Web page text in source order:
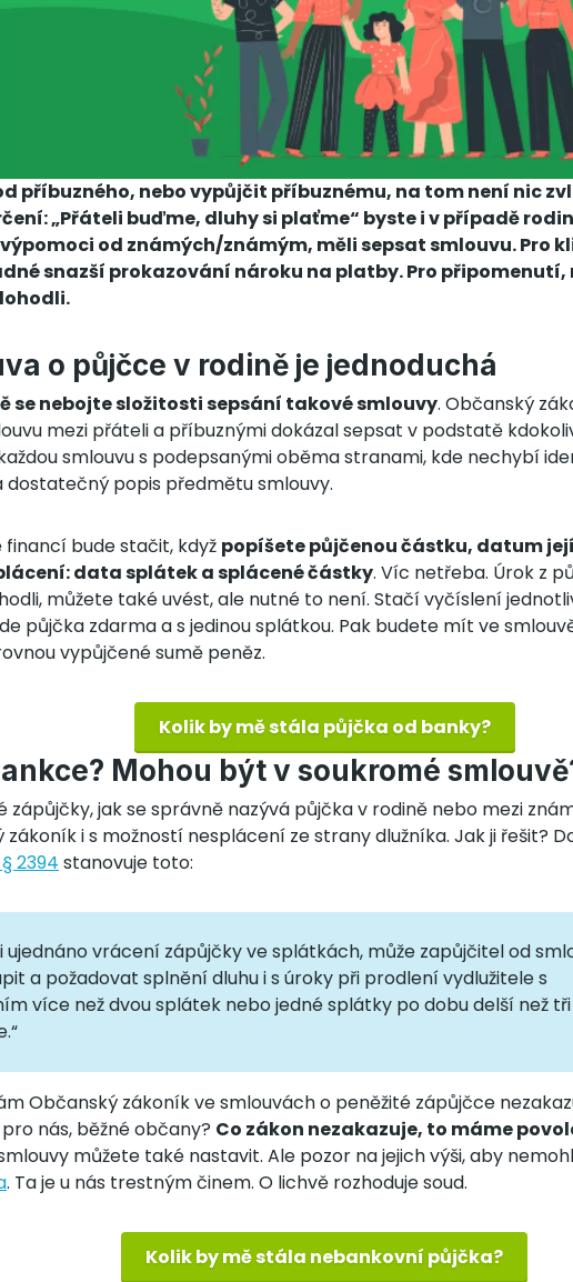
příbuzného, nebo vypůjčit příbuznému, na tom není nic
„Přáteli buďme, dluhy si plaťme“ byste i v případě
od známých/známým, měli sepsat smlouvu. Pro
snazší prokazování nároku na platby. Pro připomenutí,
o půjčce v rodině je jednoduchá
se nebojte složitosti sepsání takové smlouvy. Občanský
mezi přáteli a příbuznými dokázal sepsat v podstatě
smlouvu s podepsanými oběma stranami, kde nechybí
dostatečný popis předmětu smlouvy.
bude stačit, když popíšete půjčenou částku, datum
data splátek a splácené částky. Víc netřeba. Úrok z
můžete také uvést, ale nutné to není. Stačí vyčíslení
půjčka zdarma a s jedinou splátkou. Pak budete mít ve
vypůjčené sumě peněz.
Kolik by mě stála půjčka od banky?
Mohou být v soukromé
zápůjčky, jak se správně nazývá půjčka v rodině nebo mezi
zákoník i s možností nesplácení ze strany dlužníka. Jak ji řešit?
2394 stanovuje toto:
ujednáno vrácení zápůjčky ve splátkách, může zapůjčitel od
a požadovat splnění dluhu i s úroky při prodlení vydlužitele s
více než dvou splátek nebo jedné splátky po dobu delší než tři
Občanský zákoník ve smlouvách o peněžité zápůjčce
nás, běžné občany? Co zákon nezakazuje, to máme
můžete také nastavit. Ale pozor na jejich výši, aby
. Ta je u nás trestným činem. O lichvě rozhoduje soud.
Kolik by mě stála nebankovní půjčka?